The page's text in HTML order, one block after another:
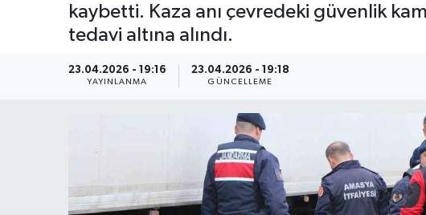
kaybetti. Kaza anı çevredeki güvenlik
tedavi altına alındı.
23.04.2026 - 19:16
YAYINLANMA
23.04.2026 - 19:18
GÜNCELLEME
Eğitim
Tüm Manşetler